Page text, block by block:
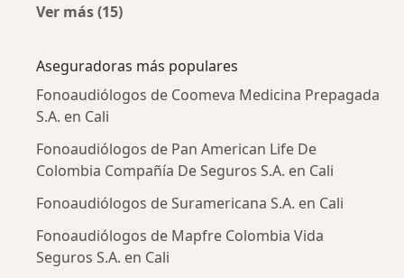
Ver más (15)
Aseguradoras más populares
Fonoaudiólogos de Coomeva Medicina Prepagada
S.A. en Cali
Fonoaudiólogos de Pan American Life De
Colombia Compañía De Seguros S.A. en Cali
Fonoaudiólogos de Suramericana S.A. en Cali
Fonoaudiólogos de Mapfre Colombia Vida
Seguros S.A. en Cali